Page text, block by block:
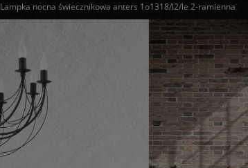
Lampka nocna świecznikowa anters 1o1318/l2/le 2-ramienna